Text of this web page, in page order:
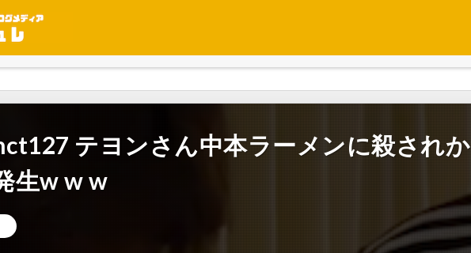
テヨンさん中本ラーメンに殺されか
生w w w